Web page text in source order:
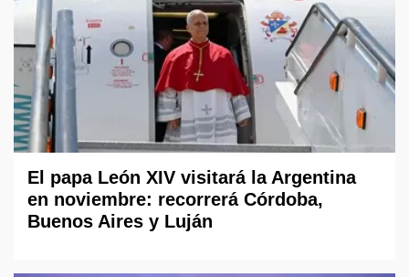
El papa León XIV visitará la Argentina
en noviembre: recorrerá Córdoba,
Buenos Aires y Luján